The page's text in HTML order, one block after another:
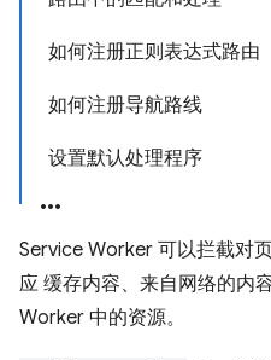
如何注册正则表达式路由
如何注册导航路线
设置默认处理程序
Service Worker 可以拦截对
应 缓存内容、来自网络的内
Worker 中的资源。